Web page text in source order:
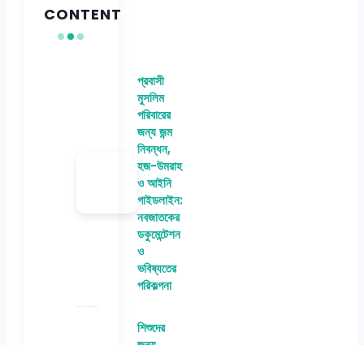
CONTENT
প্রবাসী
মুসলিম
পরিবারের
জন্য জন্ম
নিবন্ধন,
হজ-উমরাহ
ও আইনি
গাইডলাইন:
নবজাতকের
ডকুমেন্টেশন
ও
ভবিষ্যতের
পরিকল্পনা
শিশুদের